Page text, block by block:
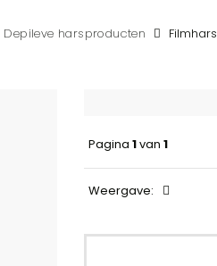
Depileve harsproducten Filmhars
Pagina 1van 1
Weergave: